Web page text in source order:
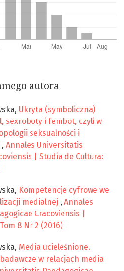
autora
Ukryta (symboliczna)
sexroboty i fembot, czyli w
seksualności i
, Annales Universitatis
| Studia de Cultura:
Kompetencje cyfrowe we
medialnej , Annales
Cracoviensis |
8 Nr 2 (2016)
Media ucieleśnione.
w relacjach media